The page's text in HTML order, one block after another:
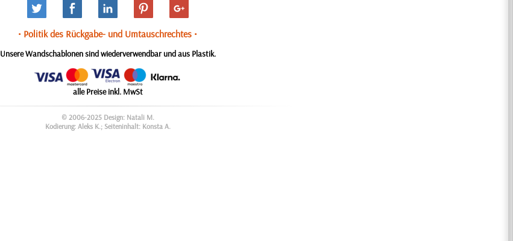
• Politik des Rückgabe- und Umtauschrechtes •
Unsere Wandschablonen sind wiederverwendbar und aus Plastik.
alle Preise inkl. MwSt
© 2006-2025 Design: Natali M.
Kodierung: Aleks K.; Seiteninhalt: Konsta A.